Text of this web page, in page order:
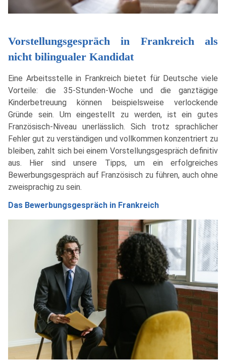
Vorstellungsgespräch in Frankreich als
nicht bilingualer Kandidat
Eine Arbeitsstelle in Frankreich bietet für Deutsche viele
Vorteile: die 35-Stunden-Woche und die ganztägige
Kinderbetreuung können beispielsweise verlockende
Gründe sein. Um eingestellt zu werden, ist ein gutes
Französisch-Niveau unerlässlich. Sich trotz sprachlicher
Fehler gut zu verständigen und vollkommen konzentriert zu
bleiben, zahlt sich bei einem Vorstellungsgespräch definitiv
aus. Hier sind unsere Tipps, um ein erfolgreiches
Bewerbungsgespräch auf Französisch zu führen, auch ohne
zweisprachig zu sein.
Das Bewerbungsgespräch in Frankreich